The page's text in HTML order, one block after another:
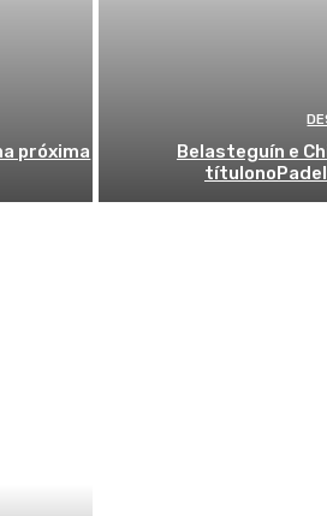
próxima
Belasteguín e